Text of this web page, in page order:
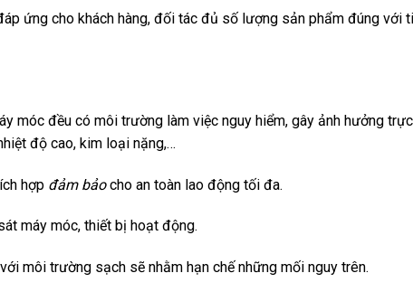
ứng cho khách hàng, đối tác đủ số lượng sản phẩm đúng với
móc đều có môi trường làm việc nguy hiểm, gây ảnh hưởng
độ cao, kim loại nặng,…
hợpđảm bảocho an toàn lao động tối đa.
máy móc, thiết bị hoạt động.
môi trường sạch sẽ nhằm hạn chế những mối nguy trên.